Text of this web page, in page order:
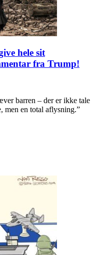
hele sit
fra Trump!
barren – der er ikke tale
men en total aflysning.”